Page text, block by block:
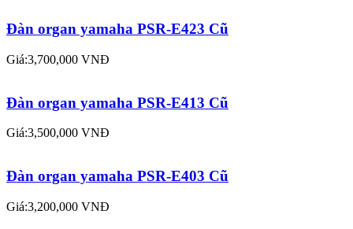
Đàn organ yamaha PSR-E423 Cũ
Giá:3,700,000 VNĐ
Đàn organ yamaha PSR-E413 Cũ
Giá:3,500,000 VNĐ
Đàn organ yamaha PSR-E403 Cũ
Giá:3,200,000 VNĐ